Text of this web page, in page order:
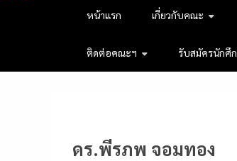
หน้าแรก เกี่ยวกับคณะ
ติดต่อคณะฯ รับสมัครนักศึ
ดร.พีรภพ จอมทอง